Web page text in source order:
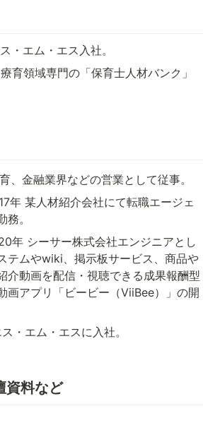
・エム・エス入社。
育領域専門の「保育士人材バンク」
、金融業界などの営業として従事。
年 某人材紹介会社にて転職エージェ
務。
年 シーサー株式会社エンジニアとし
テムやwiki、掲示板サービス、商品や
介動画を配信・視聴できる成果報酬型
画アプリ「ビービー（ViiBee）」の開
・エム・エスに入社。
資料など